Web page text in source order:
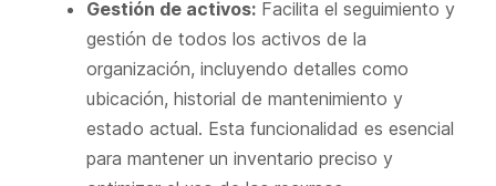
Gestión de activos: Facilita el seguimiento y
gestión de todos los activos de la
organización, incluyendo detalles como
ubicación, historial de mantenimiento y
estado actual. Esta funcionalidad es esencial
para mantener un inventario preciso y